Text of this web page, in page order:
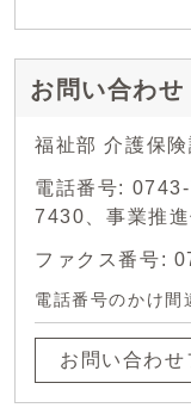
お問い合わせ
福祉部 介護保険
電話番号:
7430、事業推
ファクス番号:
電話番号のかけ間
お問い合わせ